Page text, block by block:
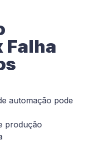
Falha
automação pode
produção